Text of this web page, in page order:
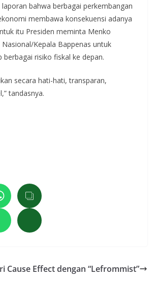
bahwa berbagai perkembangan
membawa konsekuensi adanya
itu Presiden meminta Menko
Kepala Bappenas untuk
risiko fiskal ke depan.
secara hati-hati, transparan,
tandasnya.
Cause Effect dengan “Lefrommist”